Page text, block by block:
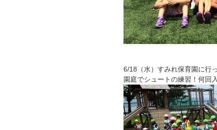
6/18（水）すみれ保育園に行
園庭でシュートの練習！何回